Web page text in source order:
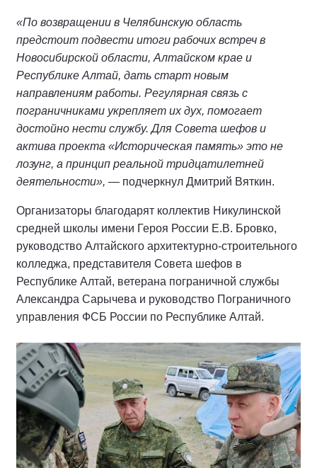
«По возвращении в Челябинскую область
предстоит подвести итоги рабочих встреч в
Новосибирской области, Алтайском крае и
Республике Алтай, дать старт новым
направлениям работы. Регулярная связь с
пограничниками укрепляет их дух, помогает
достойно нести службу. Для Совета шефов и
актива проекта «Историческая память» это не
лозунг, а принцип реальной тридцатилетней
деятельности», — подчеркнул Дмитрий Вяткин.
Организаторы благодарят коллектив Никулинской
средней школы имени Героя России Е.В. Бровко,
руководство Алтайского архитектурно-строительного
колледжа, представителя Совета шефов в
Республике Алтай, ветерана пограничной службы
Александра Сарычева и руководство Пограничного
управления ФСБ России по Республике Алтай.